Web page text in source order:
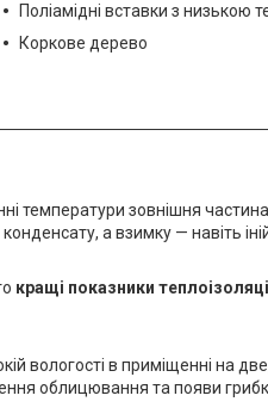
Поліамідні вставки з низькою
Коркове дерево
температури зовнішня
а взимку — навіть
кращі показники
вологості в приміщенні на
облицювання та появи